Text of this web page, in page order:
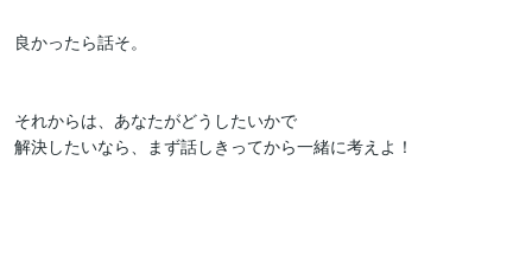
良かったら話そ。
それからは、あなたがどうしたいかで
解決したいなら、まず話しきってから一緒に考えよ！